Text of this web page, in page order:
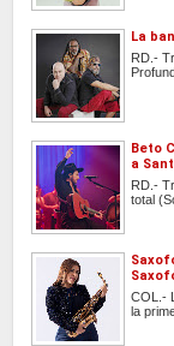
La
RD.-
Beto
a
RD.-
total
COL.-
la